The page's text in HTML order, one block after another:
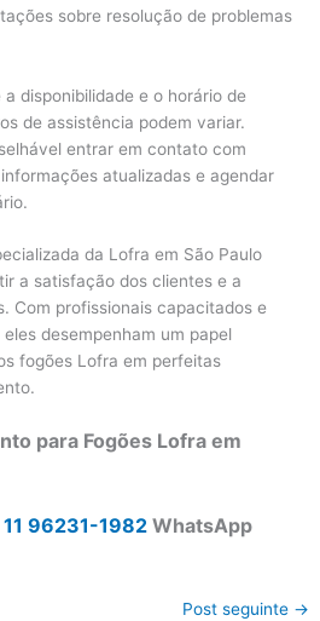
sobre resolução de problemas
disponibilidade e o horário de
de assistência podem variar.
entrar em contato com
atualizadas e agendar
da Lofra em São Paulo
a satisfação dos clientes e a
Com profissionais capacitados e
desempenham um papel
fogões Lofra em perfeitas
para Fogões Lofra em
11 96231-1982WhatsApp
Post seguinte →